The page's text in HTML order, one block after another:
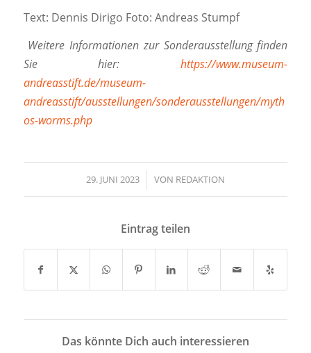
Text: Dennis Dirigo Foto: Andreas Stumpf
Weitere Informationen zur Sonderausstellung finden
Sie hier:https://www.museum-
andreasstift.de/museum-
andreasstift/ausstellungen/sonderausstellungen/myth
os-worms.php
29. JUNI 2023
/ VON REDAKTION
Eintrag teilen
Das könnte Dich auch interessieren